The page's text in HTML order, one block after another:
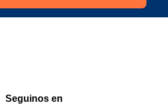
Seguinos en